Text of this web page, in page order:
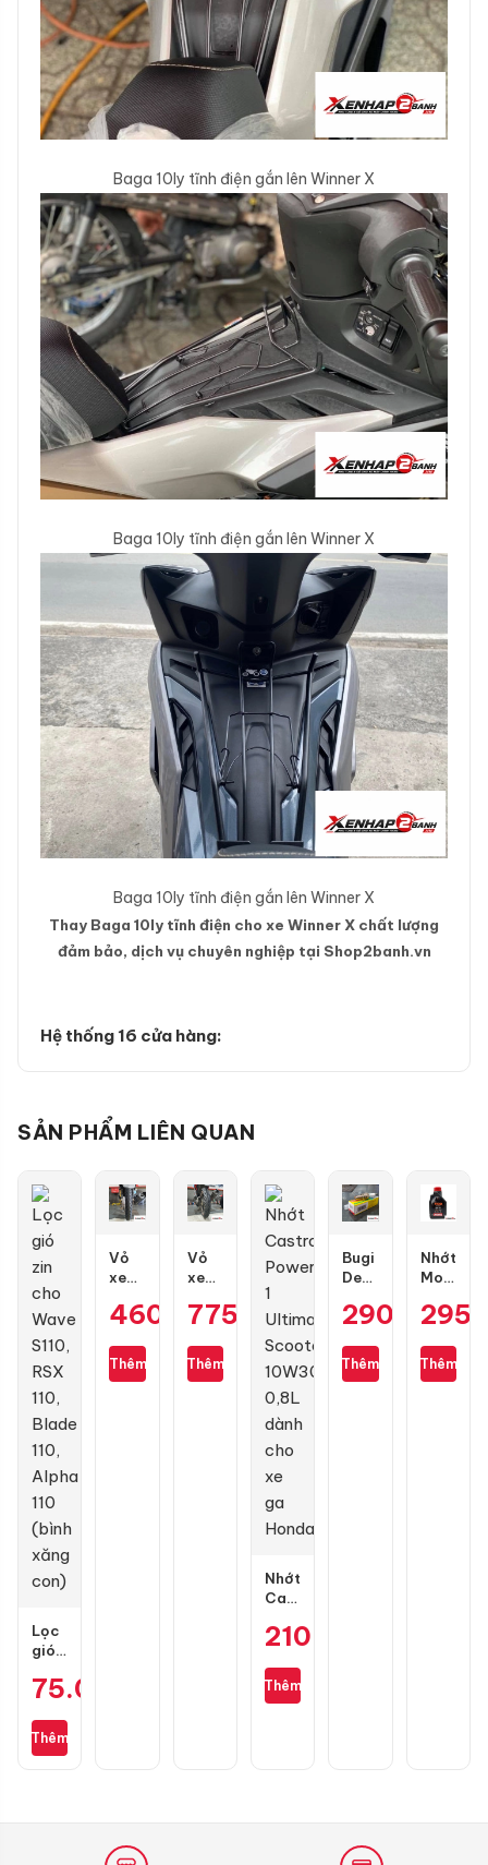
Baga 10ly tĩnh điện gắn lên Winner X
Baga 10ly tĩnh điện gắn lên Winner X
Baga 10ly tĩnh điện gắn lên Winner X
Thay Baga 10ly tĩnh điện cho xe Winner X chất lượng
đảm bảo, dịch vụ chuyên nghiệp tại Shop2banh.vn
Hệ thống 16 cửa hàng:
SẢN PHẨM LIÊN QUAN
Lọc
gió
cho
S110,
RSX
75.000
Thêm
Vỏ
xe
80/90-
gai
kim
460.000₫
Thêm
Vỏ
xe
TT902
100/70-
17
775.000₫
Thêm
Nhớt
Castrol
1
Scooter
10W30
210.000
Thêm
Bugi
Denso
Air
PCX,
Lead,
290.000₫
Thêm
Nhớt
Motul
10W50
1L
Thêm